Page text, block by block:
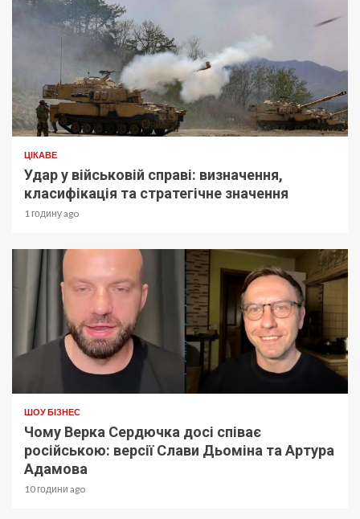
ЦІКАВЕ
Удар у військовій справі: визначення,
класифікація та стратегічне значення
1 годину ago
ШОУ БІЗНЕС
Чому Верка Сердючка досі співає
російською: версії Слави Дьоміна та Артура
Адамова
10 години ago